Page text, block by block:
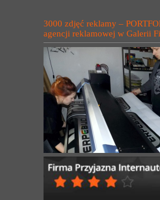
3000 zdjęć reklamy –
agencji reklamowej w Galerii